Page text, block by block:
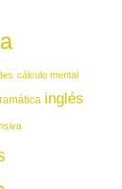
cálculo mental
inglés